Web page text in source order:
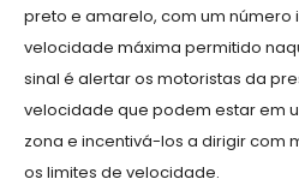
preto e amarelo, com um número
velocidade máxima permitido
sinal é alertar os motoristas da
velocidade que podem estar em
zona e incentivá-los a dirigir com
os limites de velocidade.